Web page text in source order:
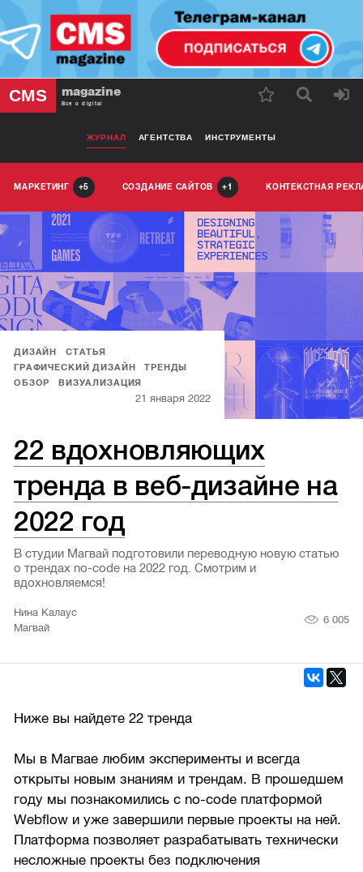
CMS magazine
Все о digital
ЖУРНАЛ АГЕНТСТВА ИНСТРУМЕНТЫ
МАРКЕТИНГ 5 СОЗДАНИЕ САЙТОВ 1 КОНТЕКСТНАЯ
ДИЗАЙН
СТАТЬЯ
ГРАФИЧЕСКИЙ ДИЗАЙН
ТРЕНДЫ
ОБЗОР
ВИЗУАЛИЗАЦИЯ
21 января 2022
22 вдохновляющих
тренда в веб-дизайне на
2022 год
В студии Магвай подготовили переводную новую статью
о трендах no-code на 2022 год. Смотрим и
вдохновляемся!
Нина Калаус
Магвай
6 005
Ниже вы найдете 22 тренда
Мы в Магвае любим эксперименты и всегда
открыты новым знаниям и трендам. В прошедшем
году мы познакомились с no-code платформой
Webflow и уже завершили первые проекты на ней.
Платформа позволяет разрабатывать технически
несложные проекты без подключения